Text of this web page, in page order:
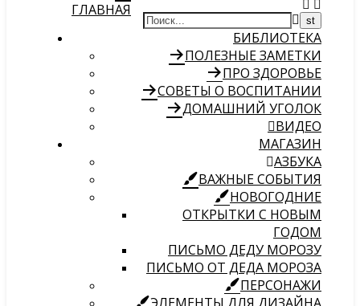
ГЛАВНАЯ
БИБЛИОТЕКА
ПОЛЕЗНЫЕ ЗАМЕТКИ
ПРО ЗДОРОВЬЕ
СОВЕТЫ О ВОСПИТАНИИ
ДОМАШНИЙ УГОЛОК
ВИДЕО
МАГАЗИН
АЗБУКА
ВАЖНЫЕ СОБЫТИЯ
НОВОГОДНИЕ
ОТКРЫТКИ С НОВЫМ
ГОДОМ
ПИСЬМО ДЕДУ МОРОЗУ
ПИСЬМО ОТ ДЕДА МОРОЗА
ПЕРСОНАЖИ